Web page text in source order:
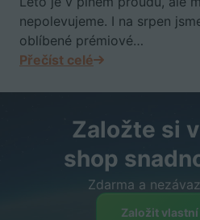
nepolevujeme. I na srpen
oblíbené prémiové…
Přečíst celé
Založte si
shop
Zdarma a
Založit